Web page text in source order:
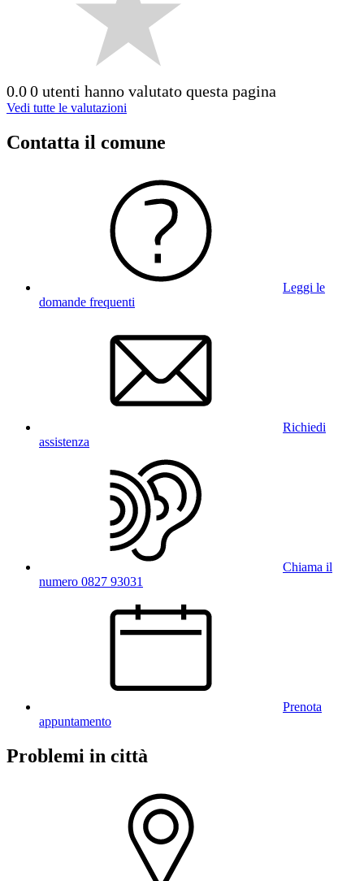
0.00 utenti hanno valutato questa pagina
Vedi tutte le valutazioni
Contatta il comune
Leggi le
domande frequenti
Richiedi
assistenza
Chiama il
numero 0827 93031
Prenota
appuntamento
Problemi in città